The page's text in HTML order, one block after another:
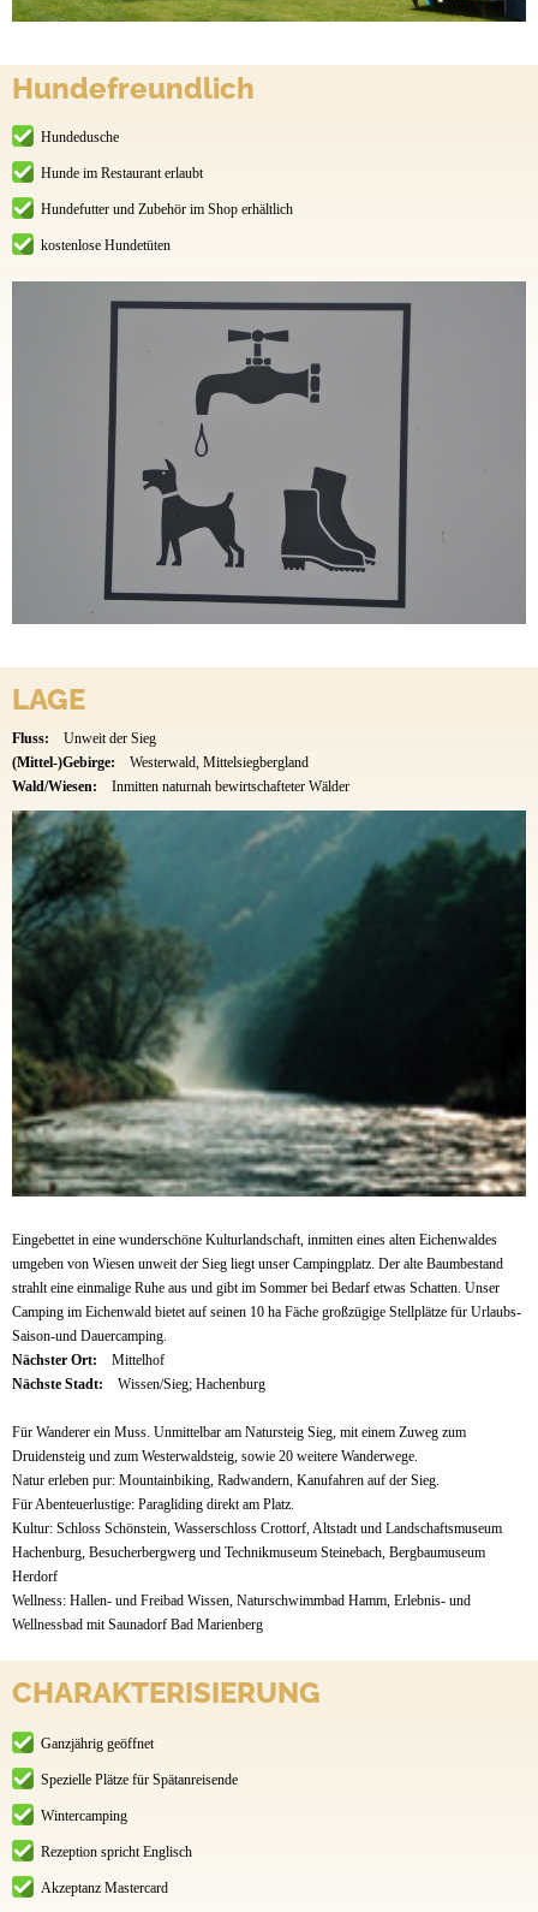
Hundefreundlich
Hundedusche
Hunde im Restaurant erlaubt
Hundefutter und Zubehör im Shop erhältlich
kostenlose Hundetüten
LAGE
Fluss:
Unweit der Sieg
(Mittel-)Gebirge:
Westerwald, Mittelsiegbergland
Wald/Wiesen:
Inmitten naturnah bewirtschafteter Wälder
Eingebettet in eine wunderschöne Kulturlandschaft, inmitten eines alten Eichenwaldes
umgeben von Wiesen unweit der Sieg liegt unser Campingplatz. Der alte Baumbestand
strahlt eine einmalige Ruhe aus und gibt im Sommer bei Bedarf etwas Schatten. Unser
Camping im Eichenwald bietet auf seinen 10 ha Fäche großzügige Stellplätze für Urlaubs-
Saison-und Dauercamping.
Nächster Ort:
Mittelhof
Nächste Stadt:
Wissen/Sieg; Hachenburg
Für Wanderer ein Muss. Unmittelbar am Natursteig Sieg, mit einem Zuweg zum
Druidensteig und zum Westerwaldsteig, sowie 20 weitere Wanderwege.
Natur erleben pur: Mountainbiking, Radwandern, Kanufahren auf der Sieg.
Für Abenteuerlustige: Paragliding direkt am Platz.
Kultur: Schloss Schönstein, Wasserschloss Crottorf, Altstadt und Landschaftsmuseum
Hachenburg, Besucherbergwerg und Technikmuseum Steinebach, Bergbaumuseum
Herdorf
Wellness: Hallen- und Freibad Wissen, Naturschwimmbad Hamm, Erlebnis- und
Wellnessbad mit Saunadorf Bad Marienberg
CHARAKTERISIERUNG
Ganzjährig geöffnet
Spezielle Plätze für Spätanreisende
Wintercamping
Rezeption spricht Englisch
Akzeptanz Mastercard